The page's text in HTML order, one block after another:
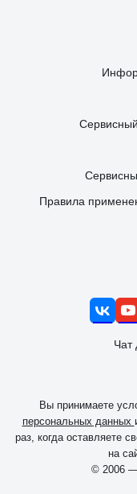
Правила
Чат
Вы принимаете
персональных данных
раз, когда оставляете
на
© 2006 —